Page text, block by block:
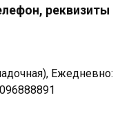
реквизиты
Ежедневно: